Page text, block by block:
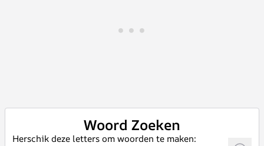
Woord Zoeken
Herschik deze letters om woorden te maken: